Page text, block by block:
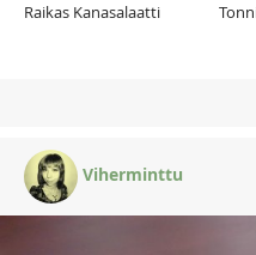
Raikas Kanasalaatti
Viherminttu